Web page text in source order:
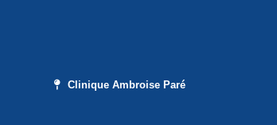
Clinique Ambroise Paré